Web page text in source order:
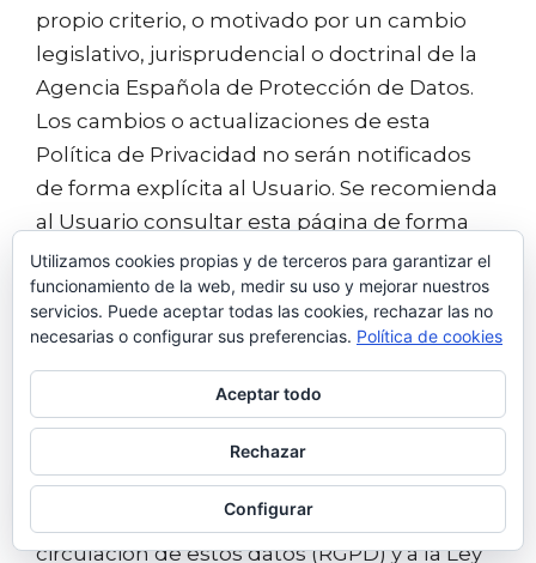
propio criterio, o motivado por un cambio
legislativo, jurisprudencial o doctrinal de la
Agencia Española de Protección de Datos.
Los cambios o actualizaciones de esta
Política de Privacidad no serán notificados
de forma explícita al Usuario. Se recomienda
al Usuario consultar esta página de forma
periódica para estar al tanto de los últimos
cambios o actualizaciones.
Esta Política de Privacidad fue actualizada
para adaptarse al Reglamento (UE) 2016/679
del Parlamento Europeo y del Consejo, de
27 de abril de 2016, relativo a la protección
de las personas físicas en lo que respecta al
tratamiento de datos personales y a la libre
circulación de estos datos (RGPD) y a la Ley
Utilizamos cookies propias y de terceros para garantizar el
funcionamiento de la web, medir su uso y mejorar nuestros
servicios. Puede aceptar todas las cookies, rechazar las no
necesarias o configurar sus preferencias. Política de cookies
Aceptar todo
Rechazar
Configurar